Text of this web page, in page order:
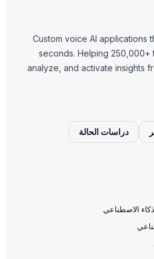
Custom voice AI applications
seconds. Helping 250,000+
analyze, and activate insights
دراسات الحالة
الاصطناعي